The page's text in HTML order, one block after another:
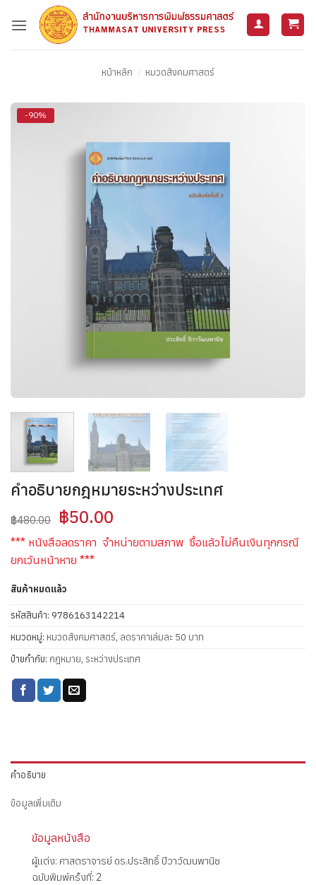
หน้าหลัก / หมวดสังคมศาสตร์
-90%
คำอธิบายกฎหมายระหว่างประเทศ
฿480.00 Original
was:
฿480.00.
฿50.00Current
price
is:
*** หนังสือลดราคา จำหน่ายตามสภาพ ซื้อแล้วไม่คืนเงินทุกกรณี
ยกเว้นหน้าหาย ***
สินค้าหมดแล้ว
รหัสสินค้า: 9786163142214
หมวดหมู่: หมวดสังคมศาสตร์, ลดราคาเล่มละ 50 บาท
ป้ายกำกับ: กฎหมาย, ระหว่างประเทศ
คำอธิบาย
ข้อมูลเพิ่มเติม
ข้อมูลหนังสือ
ผู้แต่ง: ศาสตราจารย์ ดร.ประสิทธิ์ ปิวาวัฒนพานิช
ฉบับพิมพ์ครั้งที่: 2